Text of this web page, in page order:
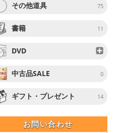
その他道具 75
書籍 11
DVD
中古品SALE 0
ギフト・プレゼント 14
お問い合わせ